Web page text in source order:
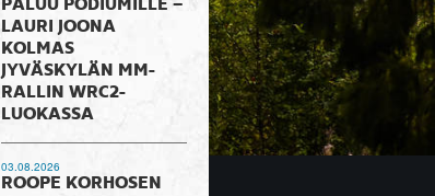
PALUU PODIUMILLE –
LAURI JOONA
KOLMAS
JYVÄSKYLÄN MM-
RALLIN WRC2-
LUOKASSA
03.08.2026
ROOPE KORHOSEN